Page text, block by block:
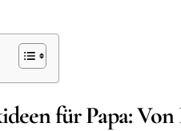
für Papa: